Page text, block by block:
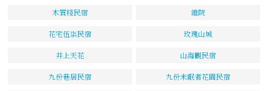
木質棧民宿 雜院
花宅伍柒民宿 玫瑰山城
井上天花 山海觀民宿
九份巷居民宿 九份未眠者花園民宿